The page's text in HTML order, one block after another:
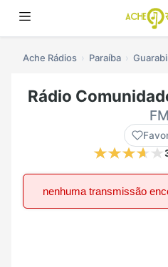
Ache Rádios Paraíba
Rádio
FM
nenhuma transmissão